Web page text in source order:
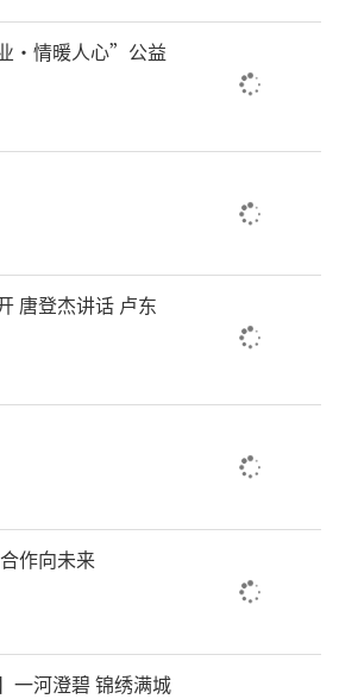
个精品景点。乡村的经济价
价值被深度唤醒和整合，
的“心灵后花园”。
人才还乡
乡发展一池春水
，不仅是太原市民心中
成为联结城乡、传承文化
吴燕是一名返乡创业者，
熟悉的领域投身农文旅融合
于杏花岭区杨家峪街道马道
造为如今集生态种植、亲
一体的综合性农文旅园
就业劳动力为周边农民。
人才“回流”正在三晋乡村
司徒村，多年在外打工的段
店铺，入驻六尺巷内经营牛
·情暖人心”公益
唐登杰讲话 卢东
作向未来
一河澄碧 锦绣满城